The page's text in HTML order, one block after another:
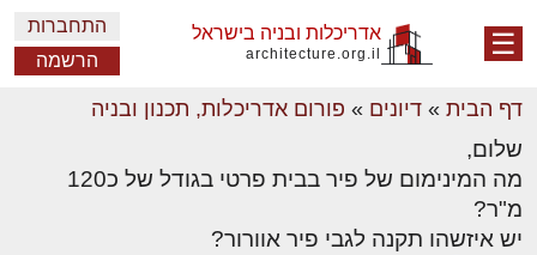
☰ אדריכלות ובניה בישראל
architecture.org.il
התחברות
הרשמה
דף הבית » דיונים » פורום אדריכלות, תכנון ובניה
שלום,
מה המינימום של פיר בבית פרטי בגודל של כ120
מ"ר?
יש איזשהו תקנה לגבי פיר אוורור?